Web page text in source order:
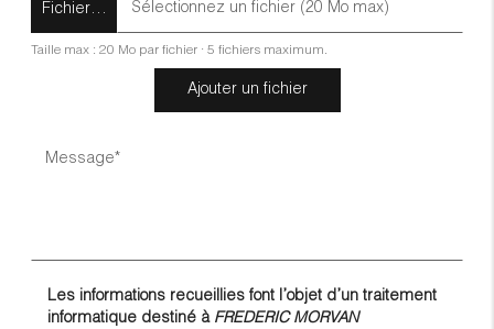
Fichier…
Taille max : 20 Mo par fichier · 5 fichiers maximum.
Ajouter un fichier
Les informations recueillies font l’objet d’un traitement
informatique destiné àFREDERIC MORVAN